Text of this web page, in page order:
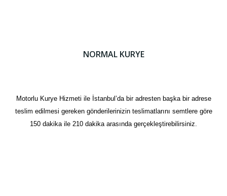
NORMAL KURYE
Motorlu Kurye Hizmeti ile İstanbul’da bir adresten başka bir adrese
teslim edilmesi gereken gönderilerinizin teslimatlarını semtlere göre
150 dakika ile 210 dakika arasında gerçekleştirebilirsiniz.